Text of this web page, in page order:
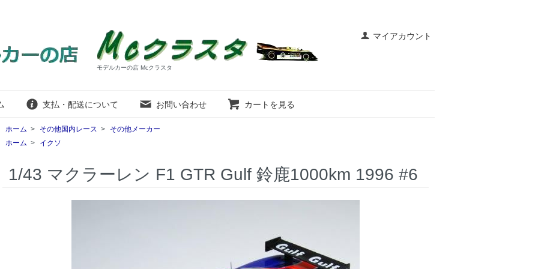
マイアカウント
モデルカーの店 Mcクラスタ
支払・配送について お問い合わせ カートを見る
ホーム > その他国内レース >
その他メーカー
ホーム > イクソ
1/43 マクラーレン F1 GTR Gulf 鈴鹿1000km 1996 #6